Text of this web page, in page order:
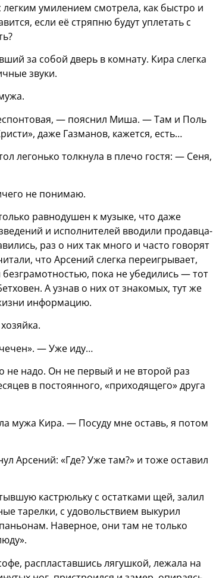
умилением смотрела, как быстро и
если её стряпню будут уплетать с
за собой дверь в комнату. Кира слегка
звуки.
— пояснил Миша. — Там и Поль
даже Газманов, кажется, есть…
легонько толкнула в плечо гостя: — Сеня,
не понимаю.
равнодушен к музыке, что даже
и исполнителей вводили продавца-
раз о них так много и часто говорят
что Арсений слегка переигрывает,
пока не убедились — тот
А узнав о них от знакомых, тут же
информацию.
— Уже иду…
не надо. Он не первый и не второй раз
в постоянного, «приходящего» друга
мужа Кира. — Посуду мне оставь, я потом
Арсений: «Где? Уже там?» и тоже оставил
кастрюльку с остатками щей, залил
тарелки, с удовольствием выкурил
Наверное, они там не только
распластавшись лягушкой, лежала на